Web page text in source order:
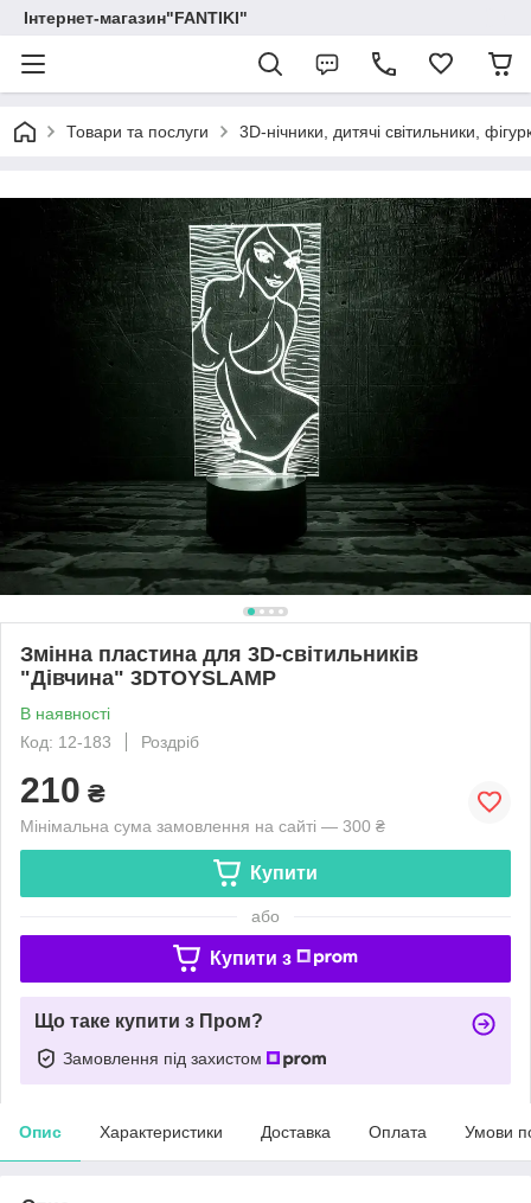
Інтернет-магазин"FANTIKI"
Товари та послуги 3D-нічники, дитячі світильники,
Змінна пластина для 3D-світильників
"Дівчина" 3DTOYSLAMP
В наявності
Код: 12-183
Роздріб
210 ₴
Мінімальна сума замовлення на сайті — 300 ₴
Купити
або
Купити з
Що таке купити з Пром?
Замовлення під захистом
Опис Характеристики Доставка Оплата Умови